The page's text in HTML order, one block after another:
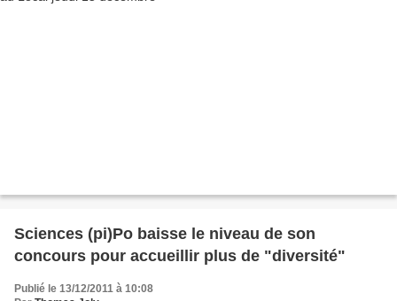
Sciences (pi)Po baisse le niveau de son
concours pour accueillir plus de "diversité"
Publié le 13/12/2011 à 10:08